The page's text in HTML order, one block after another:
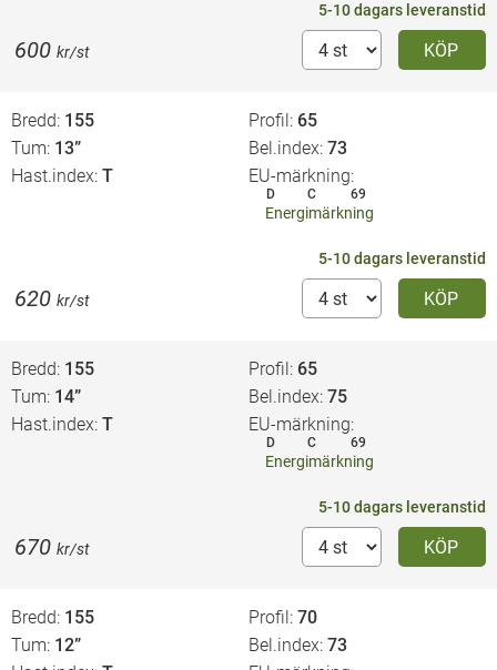
5-10 dagars leveranstid
KÖP
600 kr/st
Bredd 155 Profil 65
Tum 13” Bel.index 73
Hast.index T EU-märkning
D C 69
Energimärkning
5-10 dagars leveranstid
KÖP
620 kr/st
Bredd 155 Profil 65
Tum 14” Bel.index 75
Hast.index T EU-märkning
D C 69
Energimärkning
5-10 dagars leveranstid
KÖP
670 kr/st
Bredd 155 Profil 70
Tum 12” Bel.index 73